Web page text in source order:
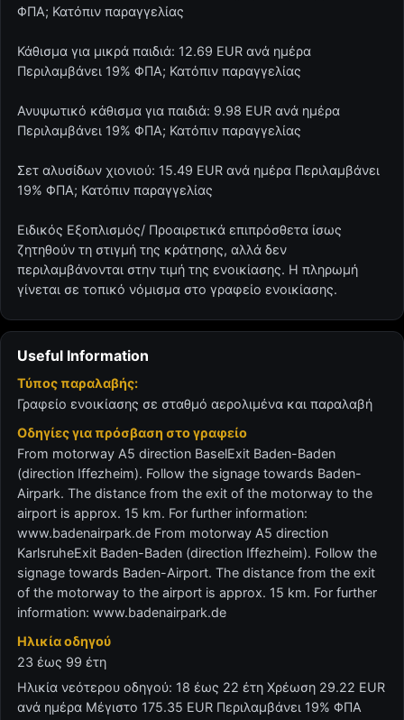
ΦΠΑ; Κατόπιν παραγγελίας
Κάθισμα για μικρά παιδιά: 12.69 EUR ανά ημέρα
Περιλαμβάνει 19% ΦΠΑ; Κατόπιν παραγγελίας
Ανυψωτικό κάθισμα για παιδιά: 9.98 EUR ανά ημέρα
Περιλαμβάνει 19% ΦΠΑ; Κατόπιν παραγγελίας
Σετ αλυσίδων χιονιού: 15.49 EUR ανά ημέρα Περιλαμβάνει
19% ΦΠΑ; Κατόπιν παραγγελίας
Ειδικός Εξοπλισμός/ Προαιρετικά επιπρόσθετα ίσως
ζητηθούν τη στιγμή της κράτησης, αλλά δεν
περιλαμβάνονται στην τιμή της ενοικίασης. Η πληρωμή
γίνεται σε τοπικό νόμισμα στο γραφείο ενοικίασης.
Useful Information
Τύπος παραλαβής:
Γραφείο ενοικίασης σε σταθμό αερολιμένα και παραλαβή
Οδηγίες για πρόσβαση στο γραφείο
From motorway A5 direction BaselExit Baden-Baden
(direction Iffezheim). Follow the signage towards Baden-
Airpark. The distance from the exit of the motorway to the
airport is approx. 15 km. For further information:
www.badenairpark.de From motorway A5 direction
KarlsruheExit Baden-Baden (direction Iffezheim). Follow the
signage towards Baden-Airport. The distance from the exit
of the motorway to the airport is approx. 15 km. For further
information: www.badenairpark.de
Ηλικία οδηγού
23 έως 99 έτη
Ηλικία νεότερου οδηγού: 18 έως 22 έτη Χρέωση 29.22 EUR
ανά ημέρα Μέγιστο 175.35 EUR Περιλαμβάνει 19% ΦΠΑ